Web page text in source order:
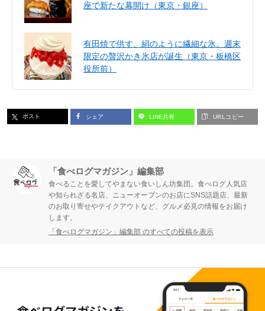
座で新たな幕開け（東京・銀座）
有田焼で供す、絹のように繊細な氷。週末
限定の贅沢かき氷店が誕生（東京・板橋区
役所前）
ポスト シェア LINE共有 URLコピー
「食べログマガジン」編集部
食べることを愛してやまない食いしん坊集団。食べログ人気店
や知られざる名店、ニューオープンのお店にSNS話題店、最新
のお取り寄せやテイクアウトなど、グルメ必見の情報をお届け
します。
「食べログマガジン」編集部 のすべての投稿を表示